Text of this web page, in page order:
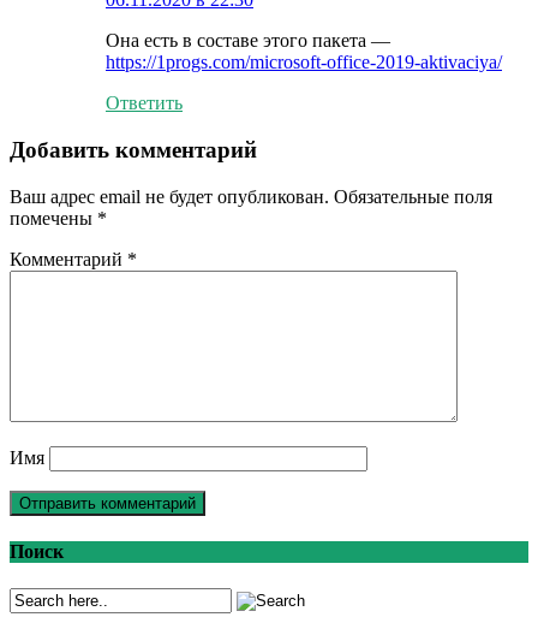
Она есть в составе этого пакета —
https://1progs.com/microsoft-office-2019-aktivaciya/
Ответить
Добавить комментарий
Ваш адрес email не будет опубликован. Обязательные поля
помечены *
Комментарий *
Имя
Поиск